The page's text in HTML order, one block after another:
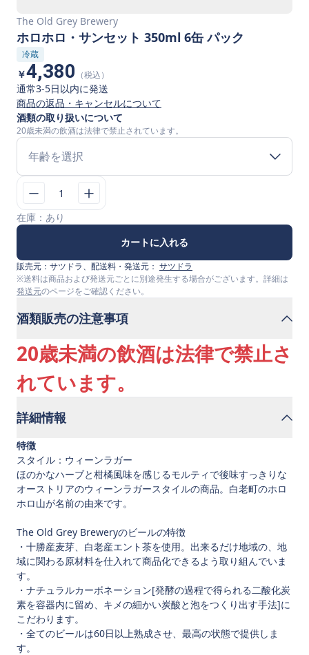
The Old Grey Brewery
ホロホロ・サンセット 350ml 6缶 パック
冷蔵
￥4,380 （税込）
通常3-5日以内に発送
商品の返品・キャンセルについて
酒類の取り扱いについて
20歳未満の飲酒は法律で禁止されています。
年齢を選択
1
在庫： あり
カートに入れる
販売元： サツドラ、配送料・発送元： サツドラ
※送料は商品および発送元ごとに別途発生する場合がございます。詳細は
発送元のページをご確認ください。
酒類販売の注意事項
20歳未満の飲酒は法律で禁止さ
れています。
詳細情報
特徴
スタイル：ウィーンラガー
ほのかなハーブと柑橘風味を感じるモルティで後味すっきりな
オーストリアのウィーンラガースタイルの商品。白老町のホロ
ホロ山が名前の由来です。
The Old Grey Breweryのビールの特徴
・十勝産麦芽、白老産エント茶を使用。出来るだけ地域の、地
域に関わる原材料を仕入れて商品化できるよう取り組んでいま
す。
・ナチュラルカーボネーション[発酵の過程で得られる二酸化炭
素を容器内に留め、キメの細かい炭酸と泡をつくり出す手法]に
こだわります。
・全てのビールは60日以上熟成させ、最高の状態で提供しま
す。